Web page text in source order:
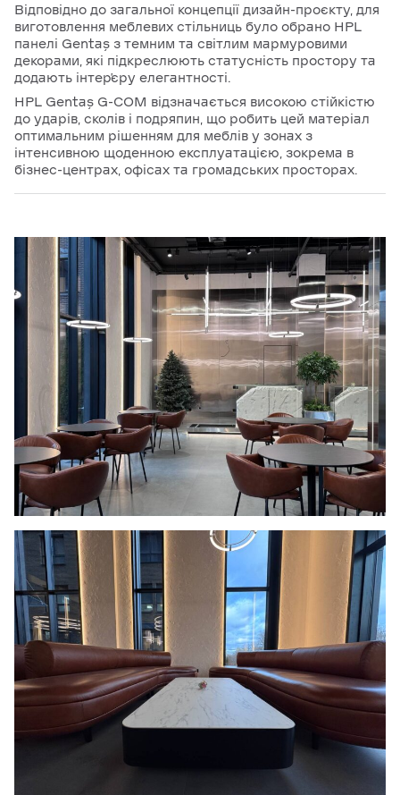
Відповідно до загальної концепції дизайн-проєкту, для
виготовлення меблевих стільниць було обрано HPL
панелі Gentaş з темним та світлим мармуровими
декорами, які підкреслюють статусність простору та
додають інтер’єру елегантності.
HPL Gentaş G-COM відзначається високою стійкістю
до ударів, сколів і подряпин, що робить цей матеріал
оптимальним рішенням для меблів у зонах з
інтенсивною щоденною експлуатацією, зокрема в
бізнес-центрах, офісах та громадських просторах.